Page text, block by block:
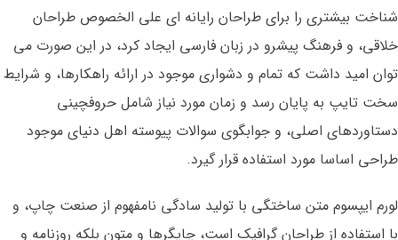
شناخت بیشتری را برای طراحان رایانه ای علی الخصوص طراحان
خلاقی، و فرهنگ پیشرو در زبان فارسی ایجاد کرد، در این صورت می
توان امید داشت که تمام و دشواری موجود در ارائه راهکارها، و شرایط
سخت تایپ به پایان رسد و زمان مورد نیاز شامل حروفچینی
دستاوردهای اصلی، و جوابگوی سوالات پیوسته اهل دنیای موجود
طراحی اساسا مورد استفاده قرار گیرد.
لورم ایپسوم متن ساختگی با تولید سادگی نامفهوم از صنعت چاپ، و
با استفاده از طراحان گرافیک است، چاپگرها و متون بلکه روزنامه و